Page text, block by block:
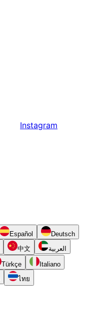
Instagram
Español
Deutsch
中文 العربية
Türkçe
Italiano
ไทย